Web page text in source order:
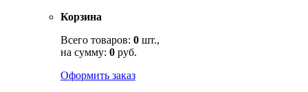
Корзина
Всего товаров: 0 шт.,
на сумму: 0 руб.
Оформить заказ